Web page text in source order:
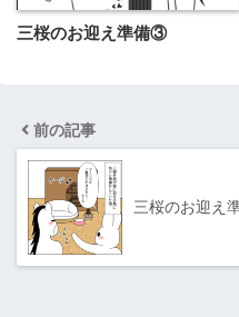
三桜のお迎え準備③
前の記事
三桜のお迎え